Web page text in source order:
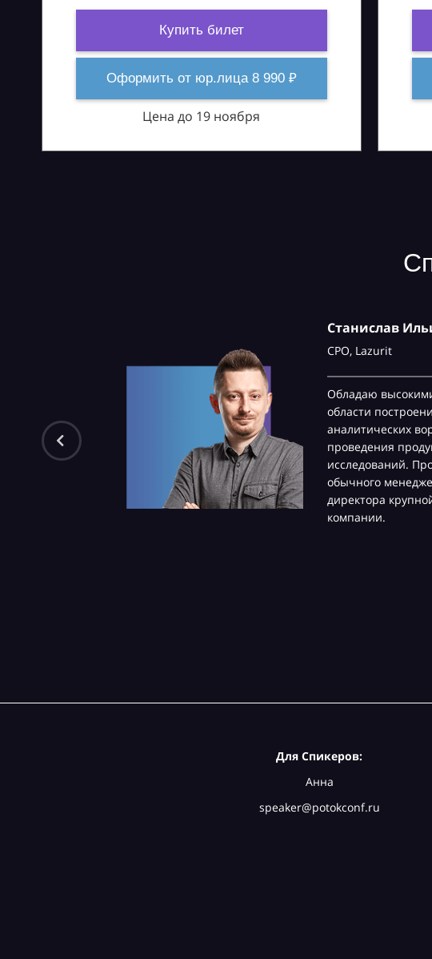
Купить билет
Оформить от юр.лица 8 990 ₽
Цена до 19 ноября
Станислав
CPO, Lazurit
Обладаю
области
аналитических
проведения
исследований.
обычного
директора
компании.
Для Спикеров:
Анна
speaker@potokconf.ru